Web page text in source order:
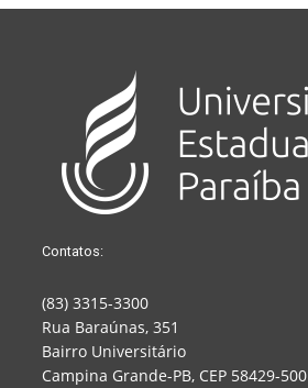
Contatos:
(83) 3315-3300
Rua Baraúnas, 351
Bairro Universitário
Campina Grande-PB, CEP 58429-500